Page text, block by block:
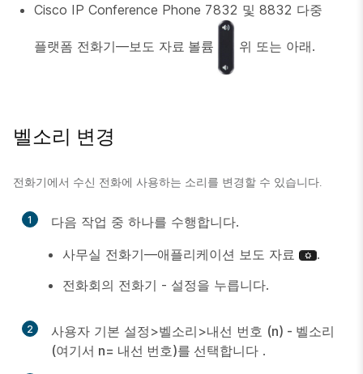
Cisco IP Conference Phone 7832 및 8832 다중
플랫폼 전화기—보도 자료 볼륨 위 또는 아래.
벨소리 변경
전화기에서 수신 전화에 사용하는 소리를 변경할 수 있습니다.
1
다음 작업 중 하나를 수행합니다.
사무실 전화기—애플리케이션 보도 자료
.
전화회의 전화기 - 설정을 누릅니다.
2 사용자 기본 설정>벨소리>내선 번호 (n) - 벨소리
(여기서 n= 내선 번호)를 선택합니다 .